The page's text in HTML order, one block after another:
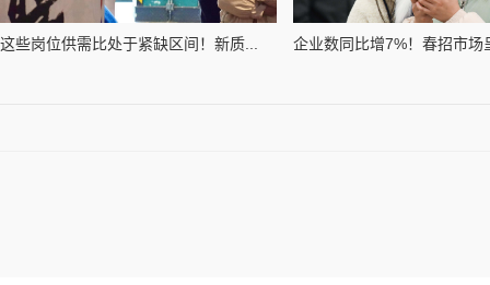
这些岗位供需比处于紧缺区间！新质... 企业数同比增7%！春招市场